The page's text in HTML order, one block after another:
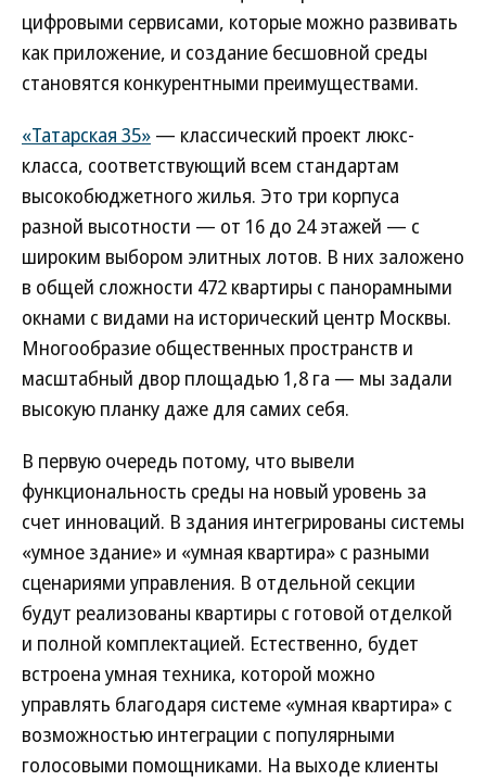
цифровыми сервисами, которые можно развивать
как приложение, и создание бесшовной среды
становятся конкурентными преимуществами.
«Татарская 35» — классический проект люкс-
класса, соответствующий всем стандартам
высокобюджетного жилья. Это три корпуса
разной высотности — от 16 до 24 этажей — с
широким выбором элитных лотов. В них заложено
в общей сложности 472 квартиры с панорамными
окнами с видами на исторический центр Москвы.
Многообразие общественных пространств и
масштабный двор площадью 1,8 га — мы задали
высокую планку даже для самих себя.
В первую очередь потому, что вывели
функциональность среды на новый уровень за
счет инноваций. В здания интегрированы системы
«умное здание» и «умная квартира» с разными
сценариями управления. В отдельной секции
будут реализованы квартиры с готовой отделкой
и полной комплектацией. Естественно, будет
встроена умная техника, которой можно
управлять благодаря системе «умная квартира» с
возможностью интеграции с популярными
голосовыми помощниками. На выходе клиенты